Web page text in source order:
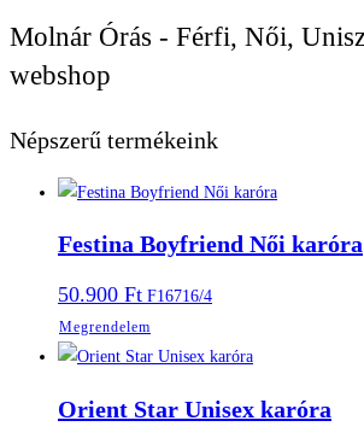
Molnár Órás - Férfi, Női,
webshop
Népszerű termékeink
Festina Boyfriend Női karóra
50.900 Ft F16716/4
Megrendelem
Orient Star Unisex karóra